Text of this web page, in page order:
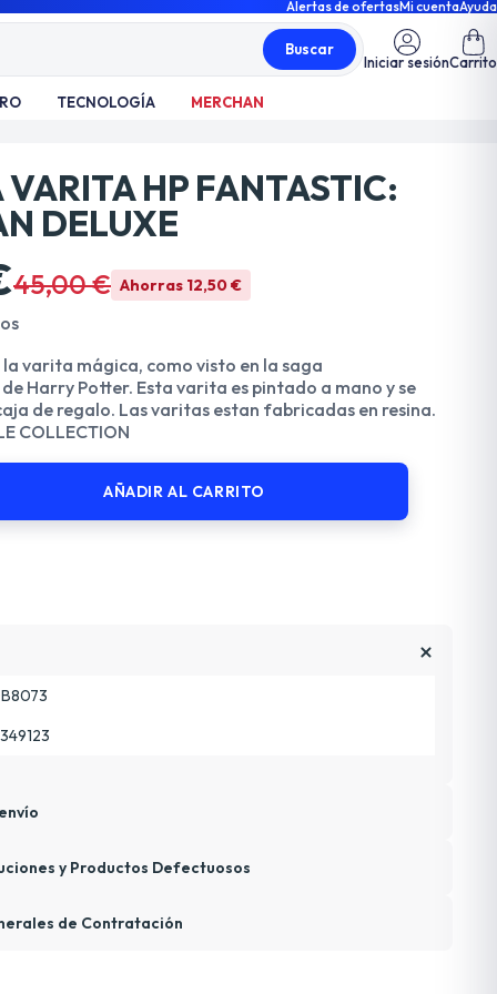
Alertas de ofertasMi cuentaAyuda
Buscar
Iniciar sesiónCarrito
TECNOLOGÍA MERCHAN
VARITA HP FANTASTIC:
DELUXE
45,00 € Ahorras 12,50 €
varita mágica, como visto en la saga
Harry Potter. Esta varita es pintado a mano y se
de regalo. Las varitas estan fabricadas en resina.
COLLECTION
AÑADIR AL CARRITO
y Productos Defectuosos
de Contratación